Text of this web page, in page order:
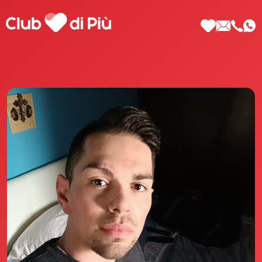
Scopri Club di Più
Le testimonianze Club di Più
La fondatrice Valeria Pilla
Annunci Donne
Agenzia matrimoniale Club di Più
Love Notebook